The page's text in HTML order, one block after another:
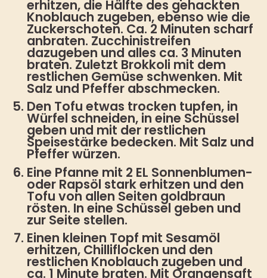
erhitzen, die Hälfte des gehackten
Knoblauch zugeben, ebenso wie die
Zuckerschoten. Ca. 2 Minuten scharf
anbraten. Zucchinistreifen
dazugeben und alles ca. 3 Minuten
braten. Zuletzt Brokkoli mit dem
restlichen Gemüse schwenken. Mit
Salz und Pfeffer abschmecken.
Den Tofu etwas trocken tupfen, in
Würfel schneiden, in eine Schüssel
geben und mit der restlichen
Speisestärke bedecken. Mit Salz und
Pfeffer würzen.
Eine Pfanne mit 2 EL Sonnenblumen-
oder Rapsöl stark erhitzen und den
Tofu von allen Seiten goldbraun
rösten. In eine Schüssel geben und
zur Seite stellen.
Einen kleinen Topf mit Sesamöl
erhitzen, Chilliflocken und den
restlichen Knoblauch zugeben und
ca. 1 Minute braten. Mit Orangensaft